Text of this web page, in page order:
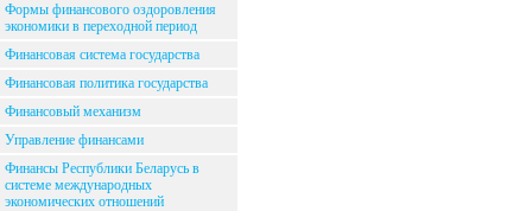
Формы финансового оздоровления
экономики в переходной период
Финансовая система государства
Финансовая политика государства
Финансовый механизм
Управление финансами
Финансы Республики Беларусь в
системе международных
экономических отношений